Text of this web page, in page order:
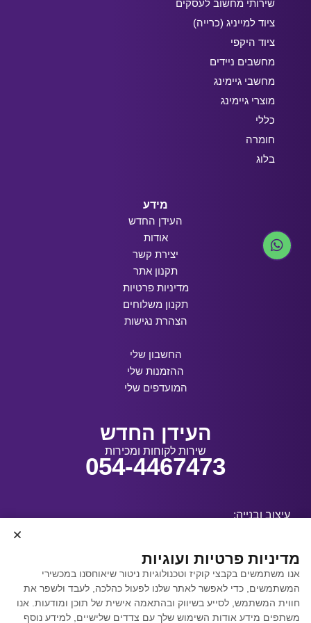
שירותי מחשוב לעסקים
ציוד למייניג (כרייה)
ציוד היקפי
מחשבים ניידים
מחשבי גיימינג
מוצרי גיימינג
כללי
חומרה
בלוג
מידע
העידן החדש
אודות
יצירת קשר
תקנון אתר
מדיניות פרטיות
תקנון משלוחים
הצהרת נגישות
החשבון שלי
ההזמנות שלי
המועדפים שלי
העידן החדש
שירות לקוחות ומכירות
054-4467473
עיצוב ובנייה:
קידום אתרים באמצעות
Y.Y. Digital
מדיניות פרטיות ועוגיות
אנו משתמשים בקבצי קוקיז וטכנולוגיות ניטור שיאוחסנו במכשירי
המשתמשים, כדי לאפשר לאתר שלנו לפעול כהלכה, לעבד ולשפר את
חווית המשתמש, לסייע בשיווק ובהתאמה אישית של תוכן ומודעות. אנו
משתפים מידע אודות השימוש שלך עם צדדים שלישיים, למידע נוסף